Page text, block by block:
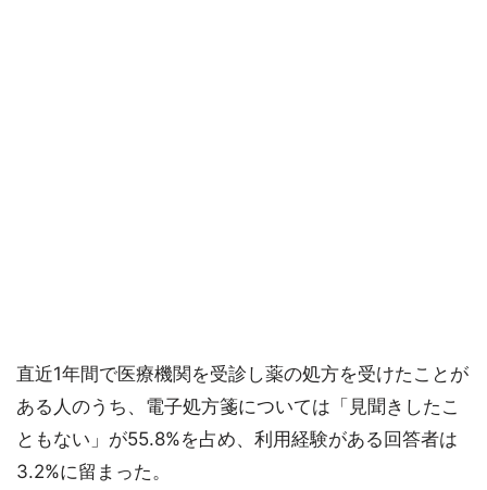
直近1年間で医療機関を受診し薬の処方を受けたことが
ある人のうち、電子処方箋については「見聞きしたこ
ともない」が55.8%を占め、利用経験がある回答者は
3.2%に留まった。